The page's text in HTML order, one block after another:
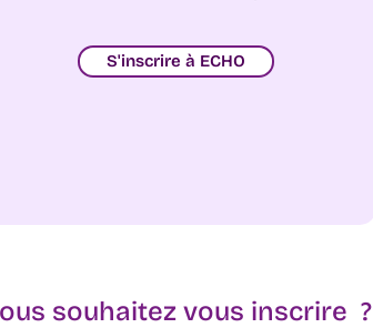
S'inscrire à ECHO
souhaitez vous inscrire ?